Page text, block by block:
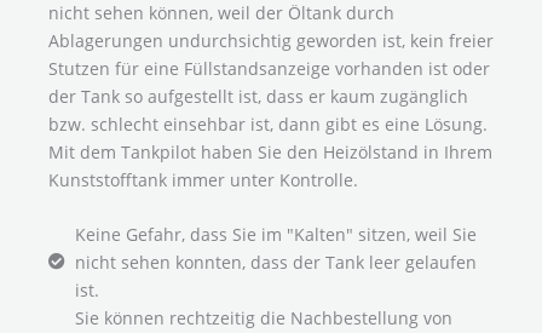
nicht sehen können, weil der Öltank durch
Ablagerungen undurchsichtig geworden ist, kein freier
Stutzen für eine Füllstandsanzeige vorhanden ist oder
der Tank so aufgestellt ist, dass er kaum zugänglich
bzw. schlecht einsehbar ist, dann gibt es eine Lösung.
Mit dem Tankpilot haben Sie den Heizölstand in Ihrem
Kunststofftank immer unter Kontrolle.
Keine Gefahr, dass Sie im "Kalten" sitzen, weil Sie
nicht sehen konnten, dass der Tank leer gelaufen
ist.
Sie können rechtzeitig die Nachbestellung von